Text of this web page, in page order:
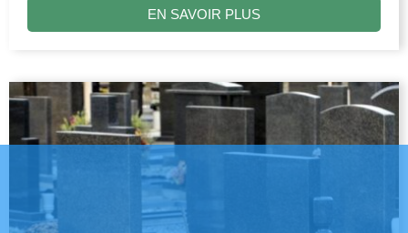
EN SAVOIR PLUS